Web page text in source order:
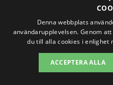
städer
Denna webbplats
användarupplevelsen. Genom
du till alla cookies i enlighet
ACCEPTERA ALLA